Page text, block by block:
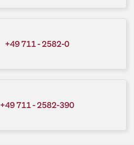
+49 711 - 2582-0
+49 711 - 2582-390